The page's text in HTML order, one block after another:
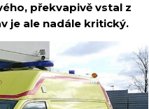
překvapivě vstal z
je ale nadále kritický.